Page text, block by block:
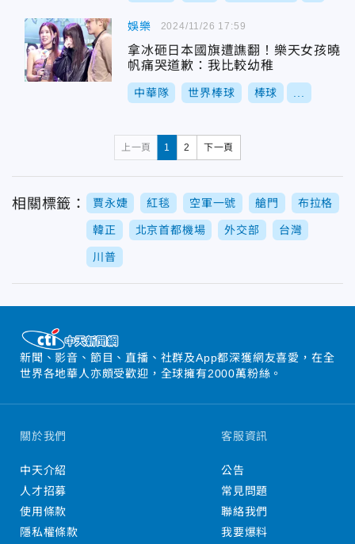
娛樂
拿冰砸日本國旗遭譙翻！樂天女孩曉
帆痛哭道歉：我比較幼稚
中華隊 世界棒球 棒球
2024/11/26 17:59
上一頁 1 2 下一頁
相關標籤： 賈永婕 紅毯 空軍一號 艙門 布拉格
韓正 北京首都機場 外交部 台灣
川普
新聞、影音、節目、直播、社群及App都深獲網友喜愛，在全
世界各地華人亦頗受歡迎，全球擁有2000萬粉絲。
關於我們
中天介紹
人才招募
使用條款
隱私權條款
客服資訊
公告
常見問題
聯絡我們
我要爆料